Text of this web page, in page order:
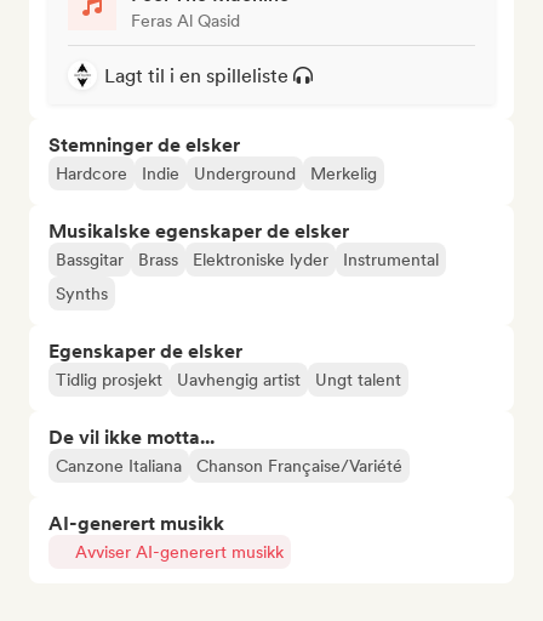
Feras Al Qasid
Lagt til i en spilleliste
Stemninger de elsker
Hardcore Indie Underground Merkelig
Musikalske egenskaper de elsker
Bassgitar Brass Elektroniske lyder
Instrumental
Synths
Egenskaper de elsker
Tidlig prosjekt Uavhengig artist Ungt talent
De vil ikke motta...
Canzone Italiana Chanson Française/Variété
AI-generert musikk
Avviser AI-generert musikk